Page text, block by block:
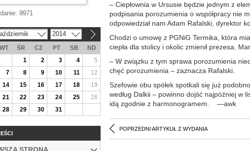
– Ciepłownia w Ursusie będzie jednym z
podpisania porozumienia o współpracy nie
odpowiedział nam Adam Rafalski, dyrektor
Chodzi o umowę z PGNiG Termika, która
ciepła dla stolicy i okolic zmienił prezesa.
– W związku z tym sprawa porozumienia
chęć porozumienia – zaznacza Rafalski.
Szefowie obu spółek spotkali się już
według Dalkii – powinno dojść najpóźniej w
idą zgodnie z harmonogramem. —awk
POPRZEDNI ARTYKUŁ Z WYDANIA
9971
2014
WT ŚR CZ PT SB
ND
1
2 3 4
5
7 8 9 10 11
12
14 15 16 17 18
19
21 22 23 24 25
26
28 29 30 31
STRONA